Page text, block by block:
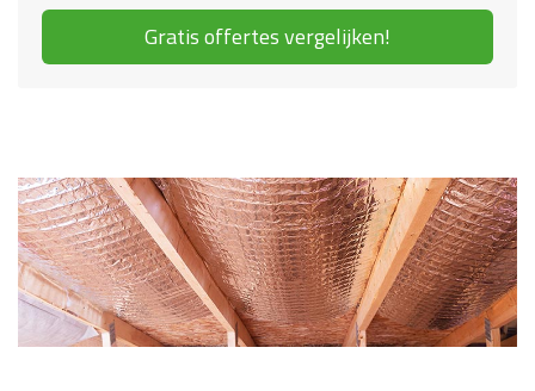
Gratis offertes vergelijken!